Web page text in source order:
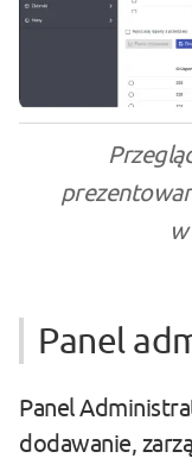
Panel
Panel
dodawanie,